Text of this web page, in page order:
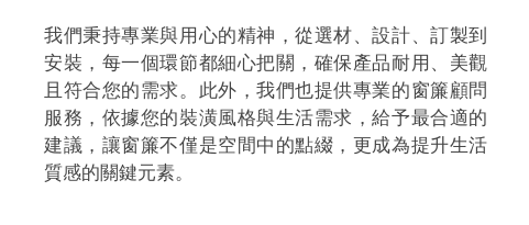
我們秉持專業與用心的精神，從選材、設計、訂製到
安裝，每一個環節都細心把關，確保產品耐用、美觀
且符合您的需求。此外，我們也提供專業的窗簾顧問
服務，依據您的裝潢風格與生活需求，給予最合適的
建議，讓窗簾不僅是空間中的點綴，更成為提升生活
質感的關鍵元素。